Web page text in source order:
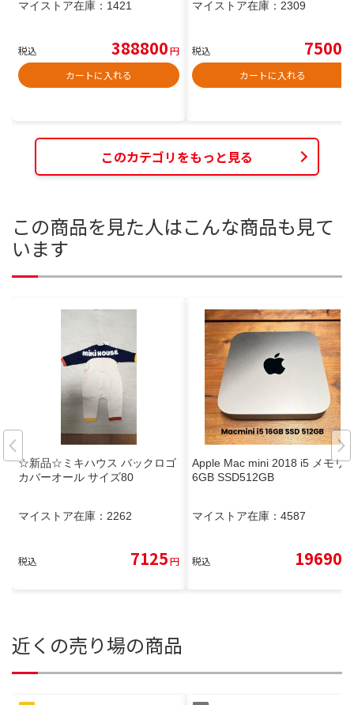
マイストア在庫： 1421
税込 388800円
カートに入れる
マイストア在庫： 2309
税込 7500
カートに入れる
このカテゴリをもっと見る
この商品を見た人はこんな商品も見て
います
☆新品☆ミキハウス バックロゴ
カバーオール サイズ80
マイストア在庫： 2262
税込 7125円
Apple Mac mini 2018 i5 メモリ1
6GB SSD512GB
マイストア在庫： 4587
税込 19690
近くの売り場の商品